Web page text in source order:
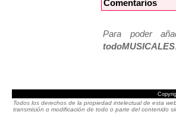
Comentarios
Para poder
todoMUSICALES.
Todos los derechos de la propiedad intelectual de esta
transmisión o modificación de todo o parte del contenido